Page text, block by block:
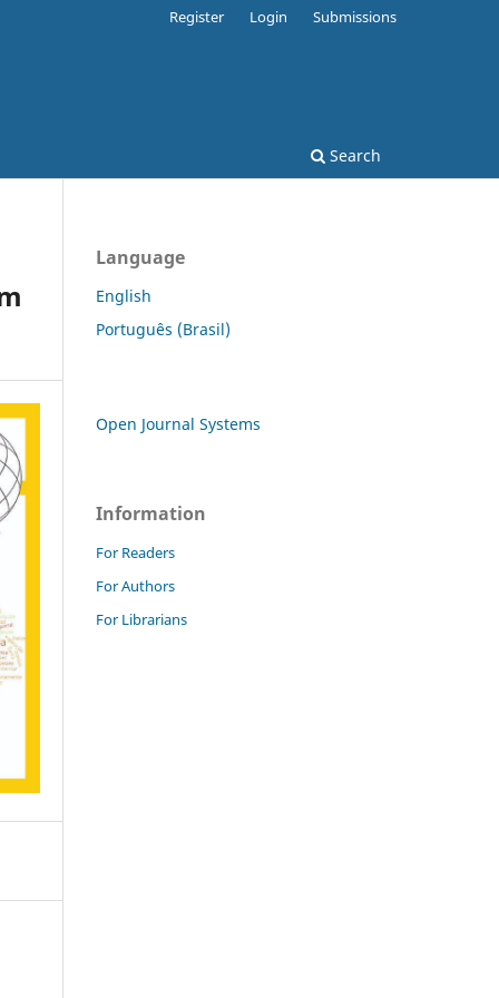
Search
Register Login Submissions
Language
English
Português (Brasil)
Open Journal Systems
Information
For Readers
For Authors
For Librarians